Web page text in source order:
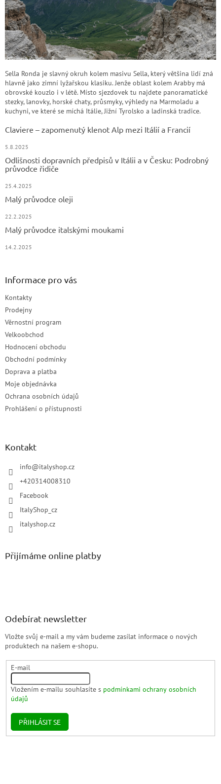
Sella Ronda je slavný okruh kolem masivu Sella, který většina lidí zná
hlavně jako zimní lyžařskou klasiku. Jenže oblast kolem Arabby má
obrovské kouzlo i v létě. Místo sjezdovek tu najdete panoramatické
stezky, lanovky, horské chaty, průsmyky, výhledy na Marmoladu a
kuchyni, ve které se míchá Itálie, Jižní Tyrolsko a ladinská tradice.
Claviere – zapomenutý klenot Alp mezi Itálií a Francií
5.8.2025
Odlišnosti dopravních předpisů v Itálii a v Česku: Podrobný
průvodce řidiče
25.4.2025
Malý průvodce oleji
22.2.2025
Malý průvodce italskými moukami
14.2.2025
Informace pro vás
Kontakty
Prodejny
Věrnostní program
Velkoobchod
Hodnocení obchodu
Obchodní podmínky
Doprava a platba
Moje objednávka
Ochrana osobních údajů
Prohlášení o přístupnosti
Kontakt
info@italyshop.cz
+420314008310
Facebook
ItalyShop_cz
italyshop.cz
Přijímáme online platby
Odebírat newsletter
Vložte svůj e-mail a my vám budeme zasílat informace o nových
produktech na našem e-shopu.
E-mail
Vložením e-mailu souhlasíte s podmínkami ochrany osobních
údajů
PŘIHLÁSIT SE